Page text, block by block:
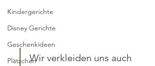
Kindergerichte
Disney Gerichte
Geschenkideen
PlätzchenWir verkleiden uns auch